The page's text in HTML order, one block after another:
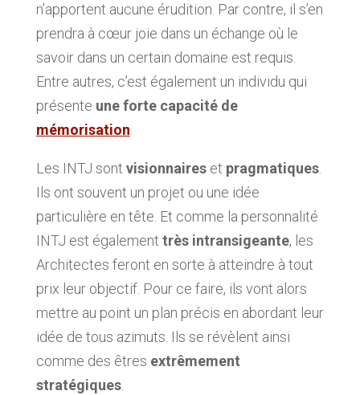
n’apportent aucune érudition. Par contre, il s’en
prendra à cœur joie dans un échange où le
savoir dans un certain domaine est requis.
Entre autres, c’est également un individu qui
présente une forte capacité de
mémorisation.
Les INTJ sont visionnaireset pragmatiques.
Ils ont souvent un projet ou une idée
particulière en tête. Et comme la personnalité
INTJ est également très intransigeante, les
Architectes feront en sorte à atteindre à tout
prix leur objectif. Pour ce faire, ils vont alors
mettre au point un plan précis en abordant leur
idée de tous azimuts. Ils se révèlent ainsi
comme des êtres extrêmement
stratégiques.